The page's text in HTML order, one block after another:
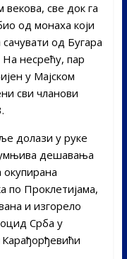
векова, све док га
од монаха који
од Бугара
На несрећу, пар
у Мајском
сви чланови
долази у руке
дешавања
окупирана
по Проклетијама,
и изгорело
Срба у
Карађорђевићи